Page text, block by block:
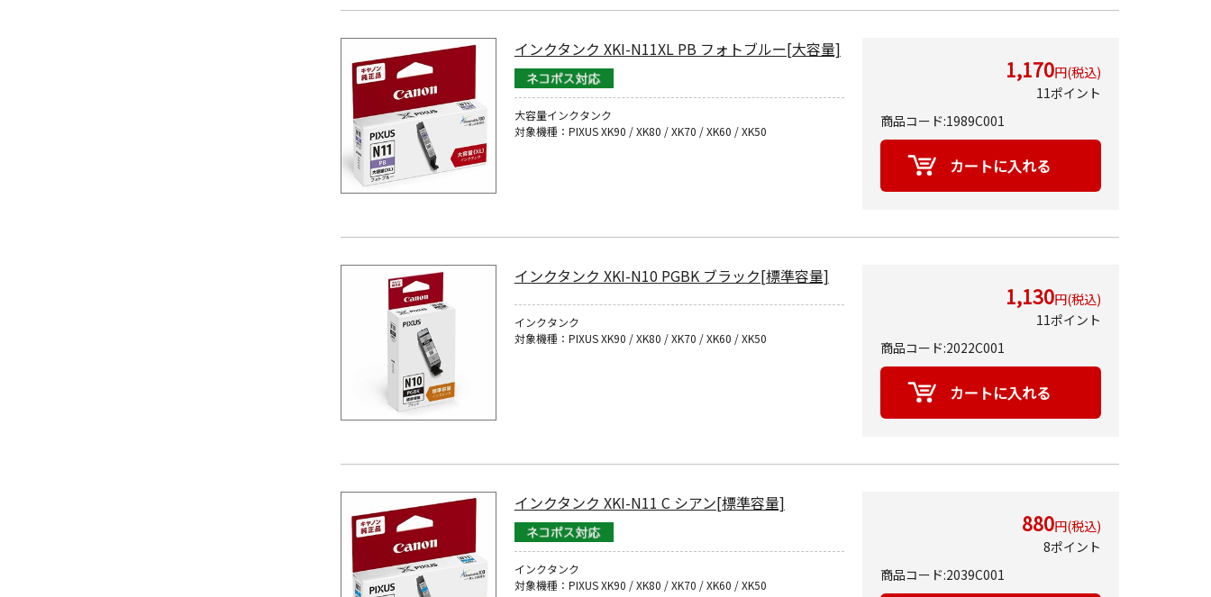
インクタンク XKI-N11XL PB フォトブルー[大容量]
大容量インクタンク
対象機種：PIXUS XK90 / XK80 / XK70 / XK60 / XK50
1,170円(税込)
11ポイント
商品コード:1989C001
インクタンク XKI-N10 PGBK ブラック[標準容量]
インクタンク
対象機種：PIXUS XK90 / XK80 / XK70 / XK60 / XK50
1,130円(税込)
11ポイント
商品コード:2022C001
インクタンク XKI-N11 C シアン[標準容量]
インクタンク
対象機種：PIXUS XK90 / XK80 / XK70 / XK60 / XK50
880円(税込)
8ポイント
商品コード:2039C001